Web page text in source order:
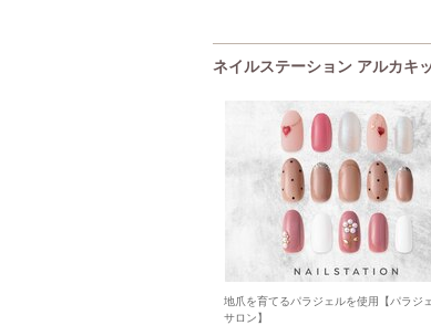
ネイルステーション アルカキ
地爪を育てるパラジェルを使用【パラジ
サロン】